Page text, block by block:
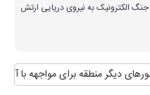
الکترونیک به نیروی دریایی ارتش
منطقه برای مواجهه با آن منافع